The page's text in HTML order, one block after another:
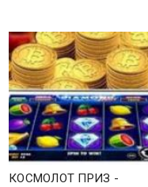
КОСМОЛОТ ПРИЗ -